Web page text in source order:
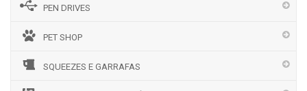
PEN DRIVES
PET SHOP
SQUEEZES E GARRAFAS